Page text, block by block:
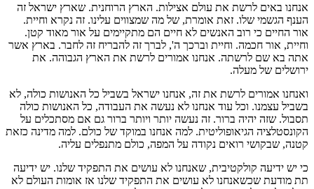
אנחנו באים לרשת את עולם אצילות. הארץ הרוחנית. שארץ ישראל זה
הענף הגשמי שלו. זאת אומרת, של מה שמצווים עלינו. זה נקרא וחיית.
אור החיים כי רוב האנשים לא חיים הם מתקיימים על אור מאוד קטן.
וחיית, אור חכמה. וחיית וברכך ה', לברך זה להבריח זה לחבר. בארץ אשר
אתה בא שם לרשתה. אנחנו אמורים לרשת את הארץ הגבוהה. את
ירושלים של מעלה.
ואנחנו אמורים לרשת את זה, אנחנו ישראל בשביל כל האנושות כולה, לא
בשביל עצמנו. וכל עוד אנחנו לא נעשה את העבודה, כל האנושות כולה
תסבול. שזה יהיה ברור. זה נעשה יותר ויותר ברור גם אם מסתכלים על
הקונסטלציה הגיאופוליטית. למה אנחנו במוקד של כולם. למה מדינה כזאת
קטנה, שבקושי רואים נקודה על המפה, כולם מתנפלים עליה.
כי יש ידיעה קולקטיבית, שאנחנו לא עושים את התפקיד שלנו. יש ידיעה
תת מודעת שכשאנחנו לא עושים את התפקיד שלנו אז אומות העולם לא